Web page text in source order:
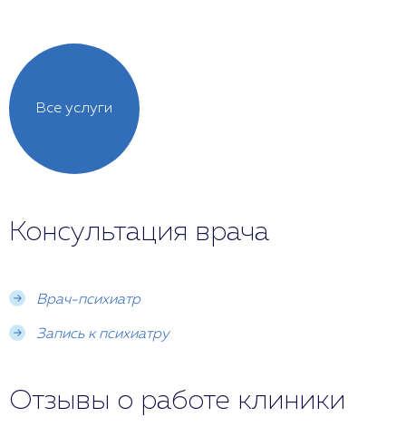
Все услуги
Консультация врача
Врач-психиатр
Запись к психиатру
Отзывы о работе клиники